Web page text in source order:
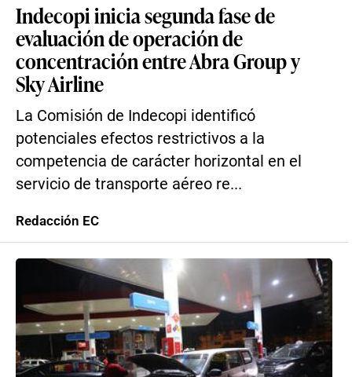
Indecopi inicia segunda fase de
evaluación de operación de
concentración entre Abra Group y
Sky Airline
La Comisión de Indecopi identificó
potenciales efectos restrictivos a la
competencia de carácter horizontal en el
servicio de transporte aéreo re...
Redacción EC